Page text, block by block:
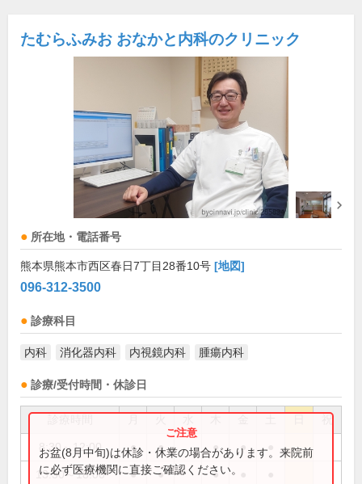
たむらふみお おなかと内科のクリニック
所在地・電話番号
熊本県熊本市西区春日7丁目28番10号 [地図]
096-312-3500
診療科目
内科 消化器内科 内視鏡内科 腫瘍内科
診療/受付時間・休診日
祝
8:30～12:00 ● ● ● ●
13:30～18:00 ● ● ●
お盆(8月中旬)は休診・休業の場合があります。来院前
に必ず医療機関に直接ご確認ください。